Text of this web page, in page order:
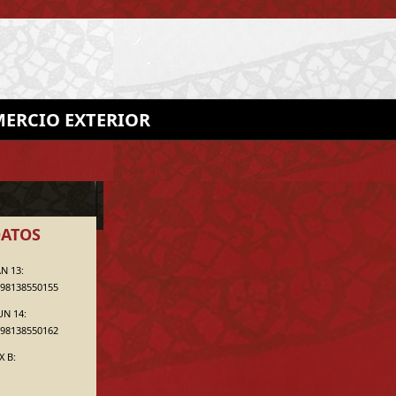
EXTERIOR
13:
14:
B: